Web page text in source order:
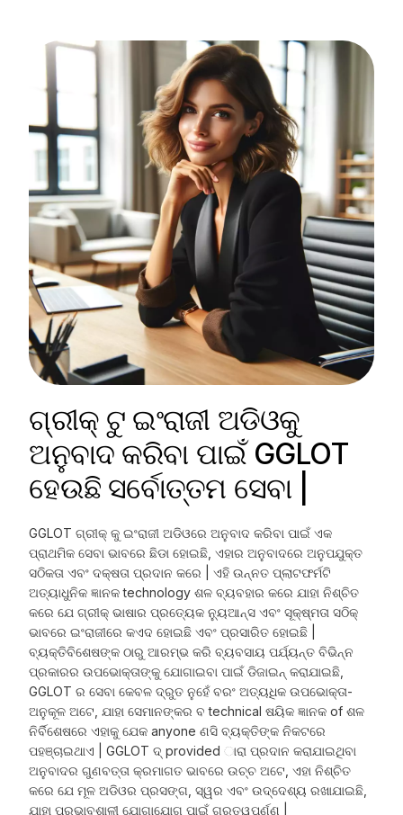
ଗ୍ରୀକ୍ ଟୁ ଇଂରାଜୀ ଅଡିଓକୁ
ଅନୁବାଦ କରିବା ପାଇଁ GGLOT
ହେଉଛି ସର୍ବୋତ୍ତମ ସେବା |
GGLOT ଗ୍ରୀକ୍ କୁ ଇଂରାଜୀ ଅଡିଓରେ ଅନୁବାଦ କରିବା ପାଇଁ ଏକ
ପ୍ରାଥମିକ ସେବା ଭାବରେ ଛିଡା ହୋଇଛି, ଏହାର ଅନୁବାଦରେ ଅନୁପଯୁକ୍ତ
ସଠିକତା ଏବଂ ଦକ୍ଷତା ପ୍ରଦାନ କରେ | ଏହି ଉନ୍ନତ ପ୍ଲାଟଫର୍ମଟି
ଅତ୍ୟାଧୁନିକ ଜ୍ଞାନକ technology ଶଳ ବ୍ୟବହାର କରେ ଯାହା ନିଶ୍ଚିତ
କରେ ଯେ ଗ୍ରୀକ୍ ଭାଷାର ପ୍ରତ୍ୟେକ ନ୍ୟୁଆନ୍ସ ଏବଂ ସୂକ୍ଷ୍ମତା ସଠିକ୍
ଭାବରେ ଇଂରାଜୀରେ କଏଦ ହୋଇଛି ଏବଂ ପ୍ରସାରିତ ହୋଇଛି |
ବ୍ୟକ୍ତିବିଶେଷଙ୍କ ଠାରୁ ଆରମ୍ଭ କରି ବ୍ୟବସାୟ ପର୍ଯ୍ୟନ୍ତ ବିଭିନ୍ନ
ପ୍ରକାରର ଉପଭୋକ୍ତାଙ୍କୁ ଯୋଗାଇବା ପାଇଁ ଡିଜାଇନ୍ କରାଯାଇଛି,
GGLOT ର ସେବା କେବଳ ଦ୍ରୁତ ନୁହେଁ ବରଂ ଅତ୍ୟଧିକ ଉପଭୋକ୍ତା-
ଅନୁକୂଳ ଅଟେ, ଯାହା ସେମାନଙ୍କର ବ technical ଷୟିକ ଜ୍ଞାନକ of ଶଳ
ନିର୍ବିଶେଷରେ ଏହାକୁ ଯେକ anyone ଣସି ବ୍ୟକ୍ତିଙ୍କ ନିକଟରେ
ପହଞ୍ଚାଇଥାଏ | GGLOT ଦ୍ provided ାରା ପ୍ରଦାନ କରାଯାଇଥିବା
ଅନୁବାଦର ଗୁଣବତ୍ତା କ୍ରମାଗତ ଭାବରେ ଉଚ୍ଚ ଅଟେ, ଏହା ନିଶ୍ଚିତ
କରେ ଯେ ମୂଳ ଅଡିଓର ପ୍ରସଙ୍ଗ, ସ୍ୱର ଏବଂ ଉଦ୍ଦେଶ୍ୟ ରଖାଯାଇଛି,
ଯାହା ପ୍ରଭାବଶାଳୀ ଯୋଗାଯୋଗ ପାଇଁ ଗୁରୁତ୍ୱପୂର୍ଣ୍ଣ |